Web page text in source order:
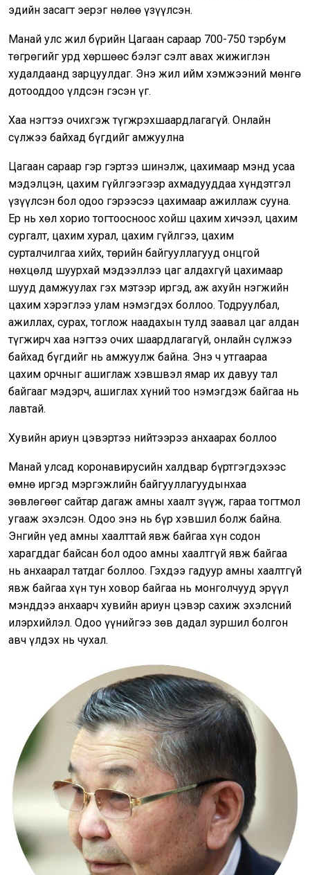
эдийн засагт эерэг нөлөө үзүүлсэн.
Манай улс жил бүрийн Цагаан сараар 700-750 тэрбум
төгрөгийг урд хөршөөс бэлэг сэлт авах жижиглэн
худалдаанд зарцуулдаг. Энэ жил ийм хэмжээний мөнгө
дотооддоо үлдсэн гэсэн үг.
Хаа нэгтээ очихгэж түгжрэхшаардлагагүй. Онлайн
сүлжээ байхад бүгдийг амжуулна
Цагаан сараар гэр гэртээ шинэлж, цахимаар мэнд усаа
мэдэлцэн, цахим гүйлгээгээр ахмадууддаа хүндэтгэл
үзүүлсэн бол одоо гэрээсээ цахимаар ажиллаж сууна.
Ер нь хөл хорио тогтоосноос хойш цахим хичээл, цахим
сургалт, цахим хурал, цахим гүйлгээ, цахим
сурталчилгаа хийх, төрийн байгууллагууд онцгой
нөхцөлд шуурхай мэдээллээ цаг алдахгүй цахимаар
шууд дамжуулах гэх мэтээр иргэд, аж ахуйн нэгжийн
цахим хэрэглээ улам нэмэгдэх боллоо. Тодруулбал,
ажиллах, сурах, тоглож наадахын тулд заавал цаг алдан
түгжирч хаа нэгтээ очих шаардлагагүй, онлайн сүлжээ
байхад бүгдийг нь амжуулж байна. Энэ ч утгаараа
цахим орчныг ашиглаж хэвшвэл ямар их давуу тал
байгааг мэдэрч, ашиглах хүний тоо нэмэгдэж байгаа нь
лавтай.
Хувийн ариун цэвэртээ нийтээрээ анхаарах боллоо
Манай улсад коронавирусийн халдвар бүртгэгдэхээс
өмнө иргэд мэргэжлийн байгууллагуудынхаа
зөвлөгөөг сайтар дагаж амны хаалт зүүж, гараа тогтмол
угааж эхэлсэн. Одоо энэ нь бүр хэвшил болж байна.
Энгийн үед амны хаалттай явж байгаа хүн содон
харагддаг байсан бол одоо амны хаалтгүй явж байгаа
нь анхаарал татдаг боллоо. Гэхдээ гадуур амны хаалтгүй
явж байгаа хүн тун ховор байгаа нь монголчууд эрүүл
мэнддээ анхаарч хувийн ариун цэвэр сахиж эхэлсний
илэрхийлэл. Одоо үүнийгээ зөв дадал зуршил болгон
авч үлдэх нь чухал.